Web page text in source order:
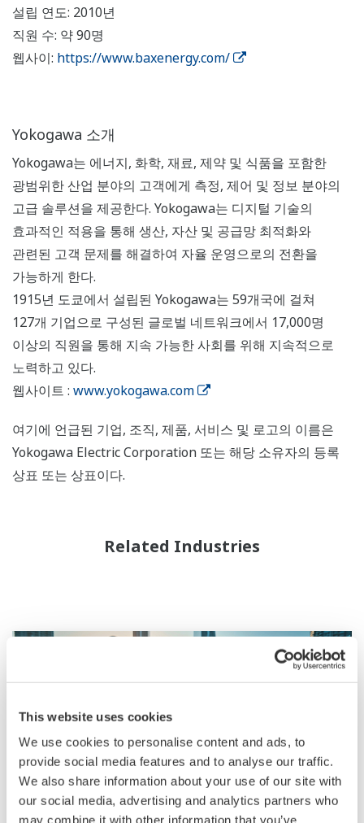
This website uses cookies
We use cookies to personalise content and ads, to
provide social media features and to analyse our traffic.
We also share information about your use of our site with
our social media, advertising and analytics partners who
may combine it with other information that you’ve
설립 연도: 2010년
직원 수: 약 90명
웹사이: https://www.baxenergy.com/
Yokogawa 소개
Yokogawa는 에너지, 화학, 재료, 제약 및 식품을 포함한
광범위한 산업 분야의 고객에게 측정, 제어 및 정보 분야의
고급 솔루션을 제공한다. Yokogawa는 디지털 기술의
효과적인 적용을 통해 생산, 자산 및 공급망 최적화와
관련된 고객 문제를 해결하여 자율 운영으로의 전환을
가능하게 한다.
1915년 도쿄에서 설립된 Yokogawa는 59개국에 걸쳐
127개 기업으로 구성된 글로벌 네트워크에서 17,000명
이상의 직원을 통해 지속 가능한 사회를 위해 지속적으로
노력하고 있다.
웹사이트 : www.yokogawa.com
여기에 언급된 기업, 조직, 제품, 서비스 및 로고의 이름은
Yokogawa Electric Corporation 또는 해당 소유자의 등록
상표 또는 상표이다.
Related Industries